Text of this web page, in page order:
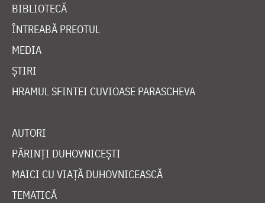
BIBLIOTECĂ
ÎNTREABĂ PREOTUL
MEDIA
ȘTIRI
HRAMUL SFINTEI CUVIOASE PARASCHEVA
AUTORI
PĂRINȚI DUHOVNICEȘTI
MAICI CU VIAȚĂ DUHOVNICEASCĂ
TEMATICĂ